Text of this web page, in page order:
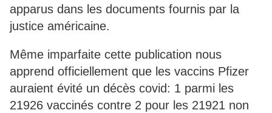
apparus dans les documents fournis par la
justice américaine.
Même imparfaite cette publication nous
apprend officiellement que les vaccins Pfizer
auraient évité un décès covid: 1 parmi les
21926 vaccinés contre 2 pour les 21921 non